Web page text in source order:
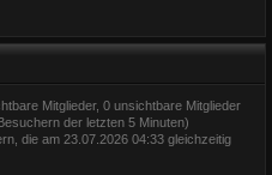
Mitglieder, 0 unsichtbare Mitglieder
der letzten 5 Minuten)
die am 23.07.2026 04:33 gleichzeitig